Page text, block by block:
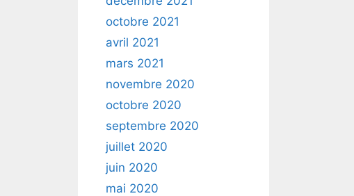
octobre 2021
avril 2021
mars 2021
novembre 2020
octobre 2020
septembre 2020
juillet 2020
juin 2020
mai 2020